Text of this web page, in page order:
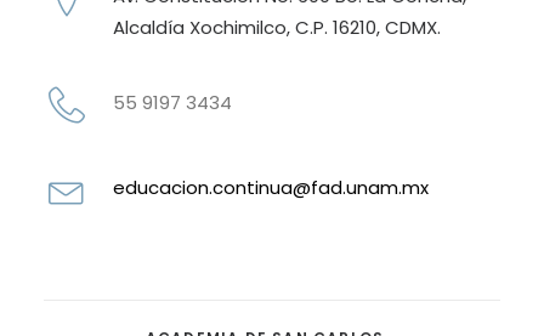
Alcaldía Xochimilco, C.P. 16210, CDMX.
55 9197 3434
educacion.continua@fad.unam.mx